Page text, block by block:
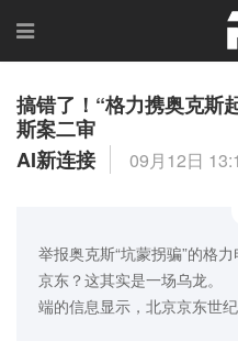
搞错了！“格力携奥克斯
斯案二审
AI新连接
09月12日
举报奥克斯“坑蒙拐骗”的格
京东？这其实是一场乌龙
端的信息显示，北京京东世